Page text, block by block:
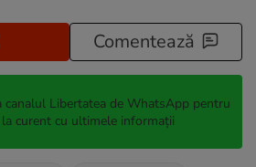
Comentează
canalul Libertatea de WhatsApp pentru
curent cu ultimele informații